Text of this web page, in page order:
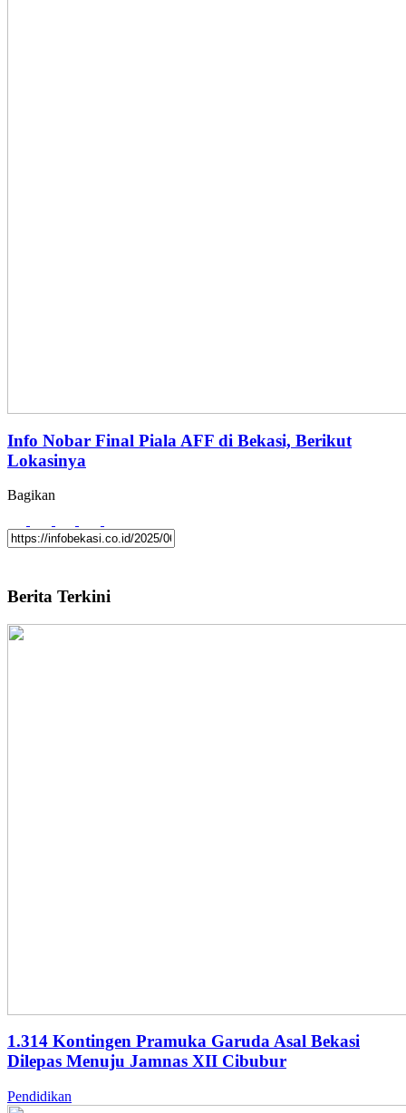
Info Nobar Final Piala AFF di Bekasi, Berikut
Lokasinya
Bagikan
Berita Terkini
1.314 Kontingen Pramuka Garuda Asal Bekasi
Dilepas Menuju Jamnas XII Cibubur
Pendidikan